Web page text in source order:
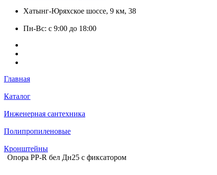
Хатынг-Юряхское шоссе, 9 км, 38
Пн-Вс: с 9:00 до 18:00
Главная
Каталог
Инженерная сантехника
Полипропиленовые
Кронштейны
Опора PP-R бел Дн25 с фиксатором